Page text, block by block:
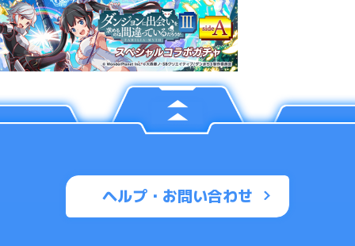
ヘルプ・お問い合わせ